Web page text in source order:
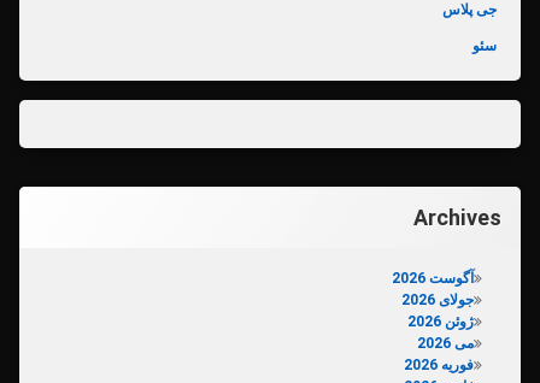
جی پلاس
سئو
Archives
آگوست 2026
جولای 2026
ژوئن 2026
می 2026
فوریه 2026